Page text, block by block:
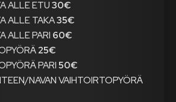
ALLE ETU 30€
ALLE TAKA35€
ALLE PARI 60€
25€
PARI 50€
NAVAN VAIHTOIRTOPYÖRÄ